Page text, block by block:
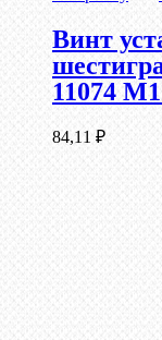
Винт
11074
84,11 ₽